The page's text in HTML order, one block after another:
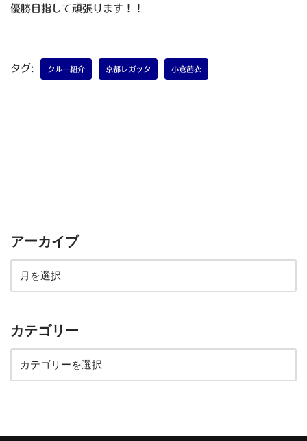
優勝目指して頑張ります！！
タグ: クルー紹介 京都レガッタ 小倉茜衣
アーカイブ
カテゴリー